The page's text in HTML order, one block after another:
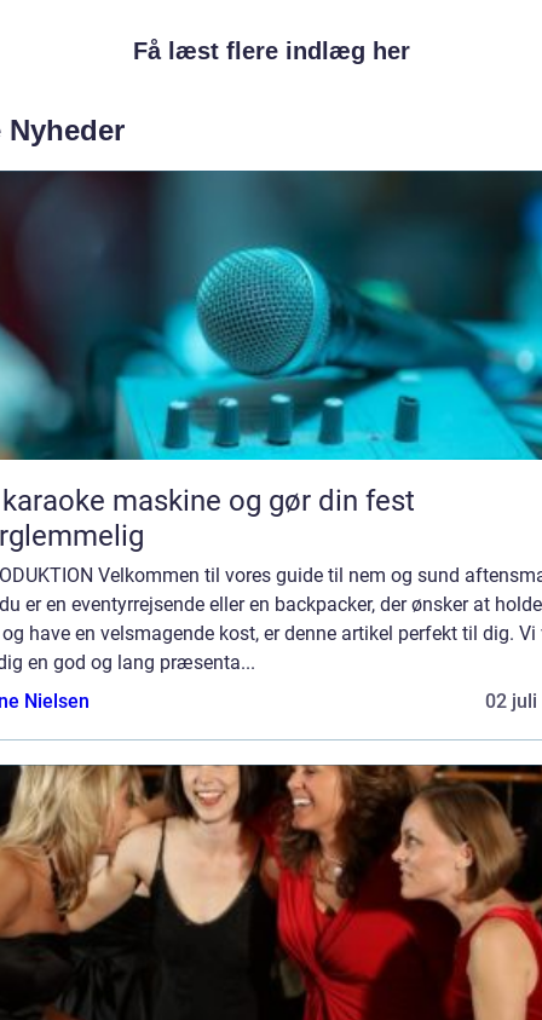
Få læst flere indlæg her
Nyheder
maskine og gør din fest
Velkommen til vores guide til nem og sund
er en eventyrrejsende eller en backpacker, der ønsker at
have en velsmagende kost, er denne artikel perfekt til dig. Vi
en god og lang præsenta...
Nielsen
02 juli